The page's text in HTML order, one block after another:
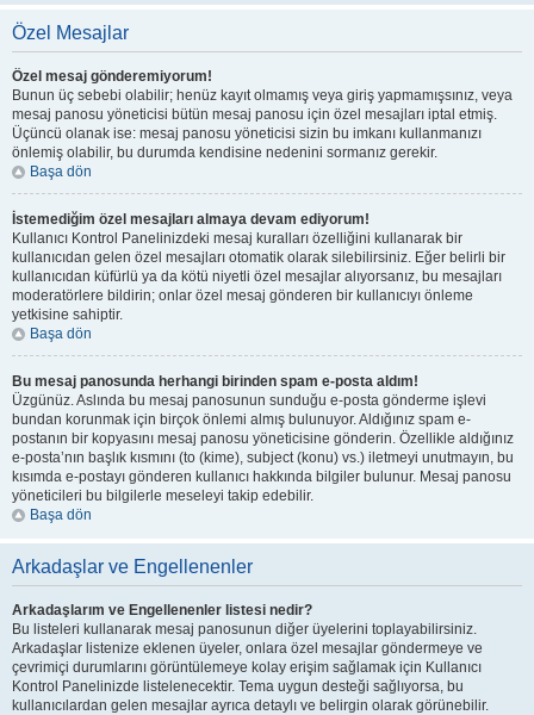
Özel Mesajlar
Özel mesaj gönderemiyorum!
Bunun üç sebebi olabilir; henüz kayıt olmamış veya giriş yapmamışsınız, veya
mesaj panosu yöneticisi bütün mesaj panosu için özel mesajları iptal etmiş.
Üçüncü olanak ise: mesaj panosu yöneticisi sizin bu imkanı kullanmanızı
önlemiş olabilir, bu durumda kendisine nedenini sormanız gerekir.
Başa dön
İstemediğim özel mesajları almaya devam ediyorum!
Kullanıcı Kontrol Panelinizdeki mesaj kuralları özelliğini kullanarak bir
kullanıcıdan gelen özel mesajları otomatik olarak silebilirsiniz. Eğer belirli bir
kullanıcıdan küfürlü ya da kötü niyetli özel mesajlar alıyorsanız, bu mesajları
moderatörlere bildirin; onlar özel mesaj gönderen bir kullanıcıyı önleme
yetkisine sahiptir.
Başa dön
Bu mesaj panosunda herhangi birinden spam e-posta aldım!
Üzgünüz. Aslında bu mesaj panosunun sunduğu e-posta gönderme işlevi
bundan korunmak için birçok önlemi almış bulunuyor. Aldığınız spam e-
postanın bir kopyasını mesaj panosu yöneticisine gönderin. Özellikle aldığınız
e-posta’nın başlık kısmını (to (kime), subject (konu) vs.) iletmeyi unutmayın, bu
kısımda e-postayı gönderen kullanıcı hakkında bilgiler bulunur. Mesaj panosu
yöneticileri bu bilgilerle meseleyi takip edebilir.
Başa dön
Arkadaşlar ve Engellenenler
Arkadaşlarım ve Engellenenler listesi nedir?
Bu listeleri kullanarak mesaj panosunun diğer üyelerini toplayabilirsiniz.
Arkadaşlar listenize eklenen üyeler, onlara özel mesajlar göndermeye ve
çevrimiçi durumlarını görüntülemeye kolay erişim sağlamak için Kullanıcı
Kontrol Panelinizde listelenecektir. Tema uygun desteği sağlıyorsa, bu
kullanıcılardan gelen mesajlar ayrıca detaylı ve belirgin olarak görünebilir.